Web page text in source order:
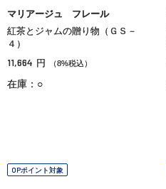
マリアージュ フレール
紅茶とジャムの贈り物（ＧＳ－
４）
11,664 円 （8%税込）
在庫：○
OPポイント対象